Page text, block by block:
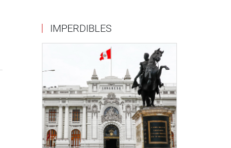
IMPERDIBLES